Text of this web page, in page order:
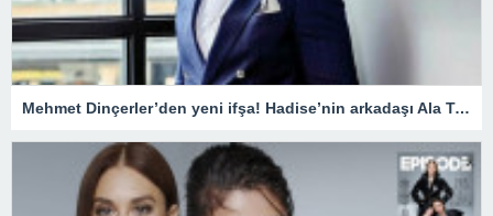
Mehmet Dinçerler’den yeni ifşa! Hadise’nin arkadaşı Ala Tokel’e yürüdü…